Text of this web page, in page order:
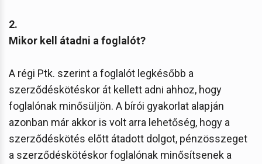
2.
Mikor kell átadni a foglalót?
A régi Ptk. szerint a foglalót legkésőbb a
szerződéskötéskor át kellett adni ahhoz, hogy
foglalónak minősüljön. A bírói gyakorlat alapján
azonban már akkor is volt arra lehetőség, hogy a
szerződéskötés előtt átadott dolgot, pénzösszeget
a szerződéskötéskor foglalónak minősítsenek a